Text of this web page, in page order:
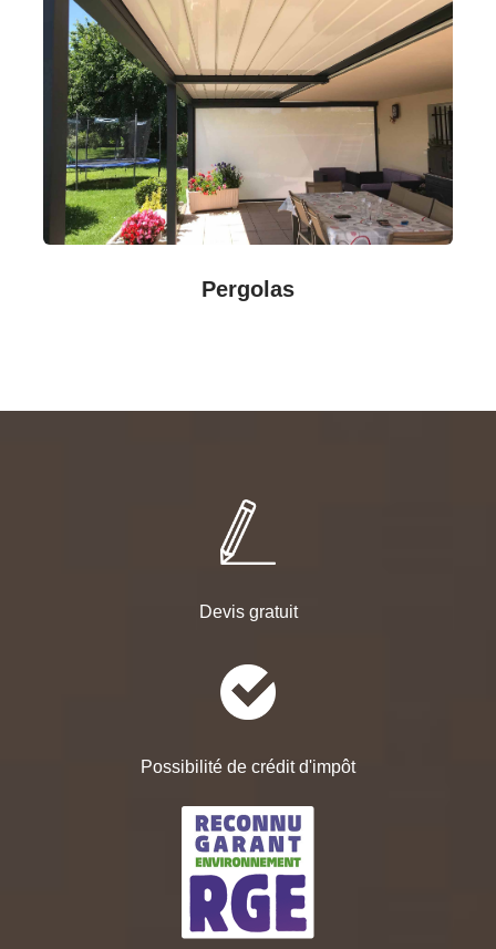
Pergolas
Devis gratuit
Possibilité de crédit d'impôt